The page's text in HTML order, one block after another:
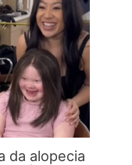
da alopecia